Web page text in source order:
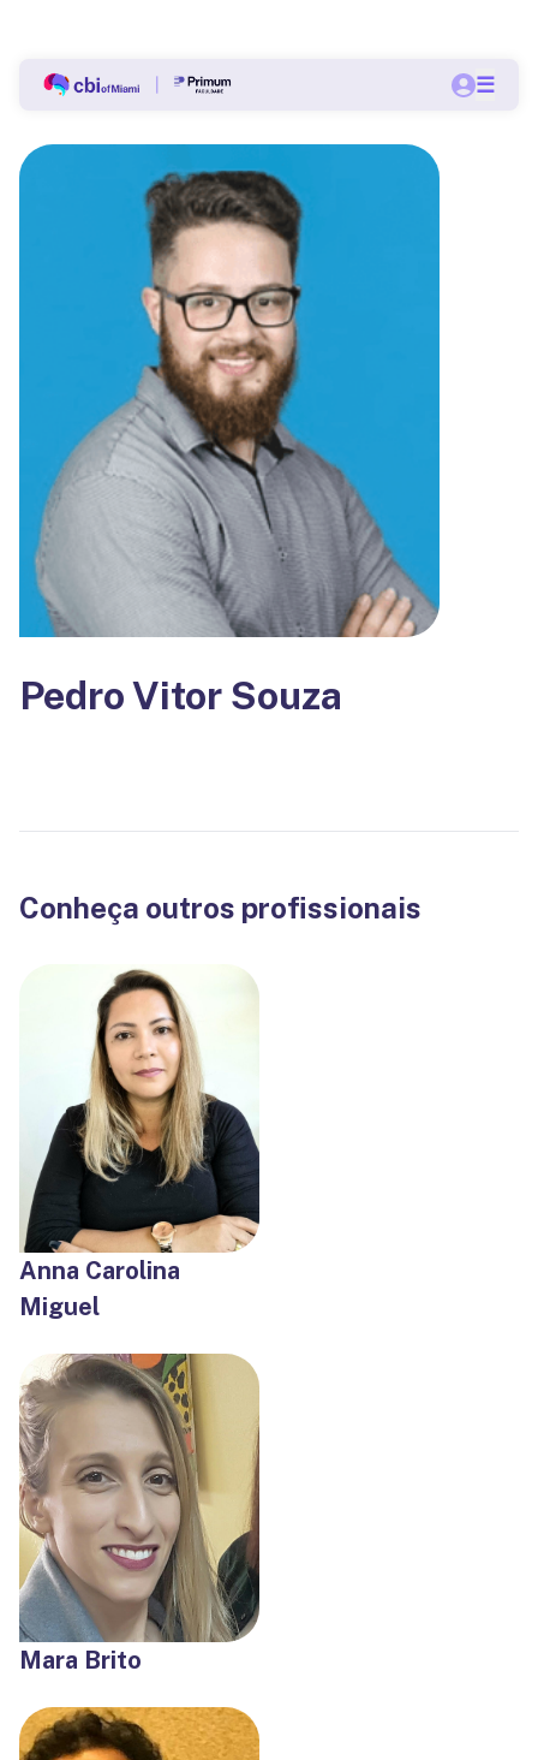
Bolsas a partir de 60% nas pós-graduações do CBI.
☰
Pedro Vitor Souza
Conheça outros profissionais
Anna Carolina
Miguel
Mara Brito